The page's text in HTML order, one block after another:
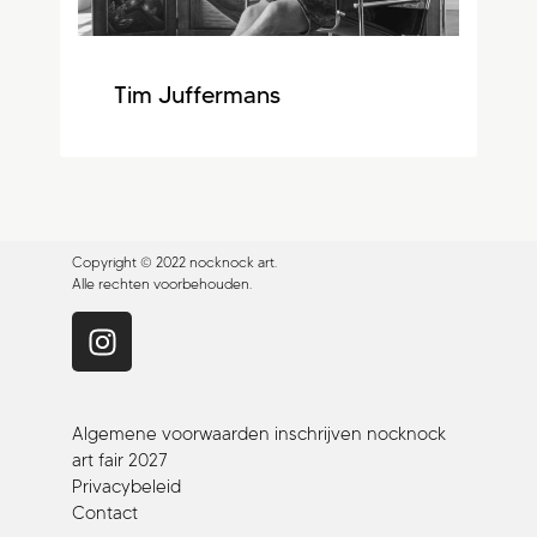
Tim Juffermans
Copyright © 2022 nocknock art.
Alle rechten voorbehouden.
Algemene voorwaarden inschrijven nocknock
art fair 2027
Privacybeleid
Contact